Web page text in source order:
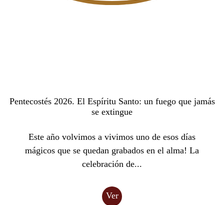
Pentecostés 2026. El Espíritu Santo: un fuego que jamás
se extingue
Este año volvimos a vivimos uno de esos días
mágicos que se quedan grabados en el alma! La
celebración de...
Ver